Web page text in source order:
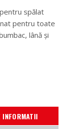
spălat
pentru toate
lână și
INFORMATII